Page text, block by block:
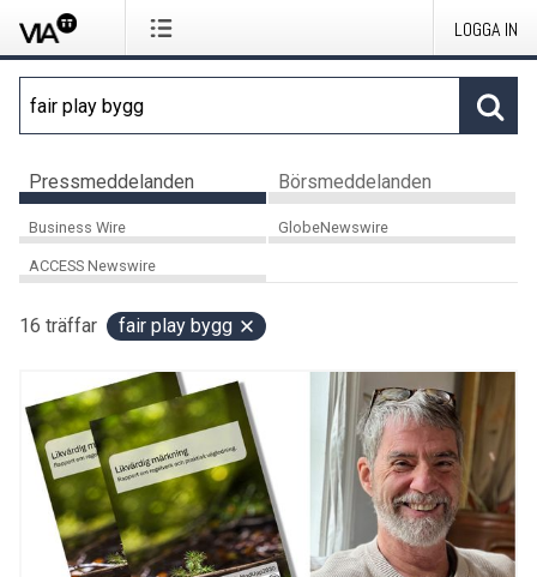
LOGGA IN
Pressmeddelanden Börsmeddelanden
Business Wire GlobeNewswire
ACCESS Newswire
16 träffar fair play bygg